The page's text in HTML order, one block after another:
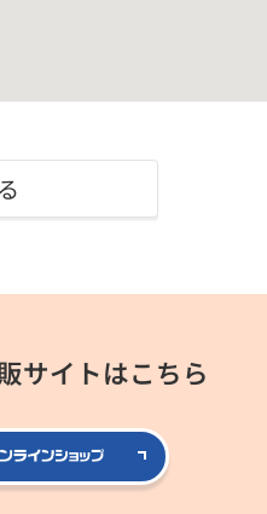
サイトはこちら
公式コロ